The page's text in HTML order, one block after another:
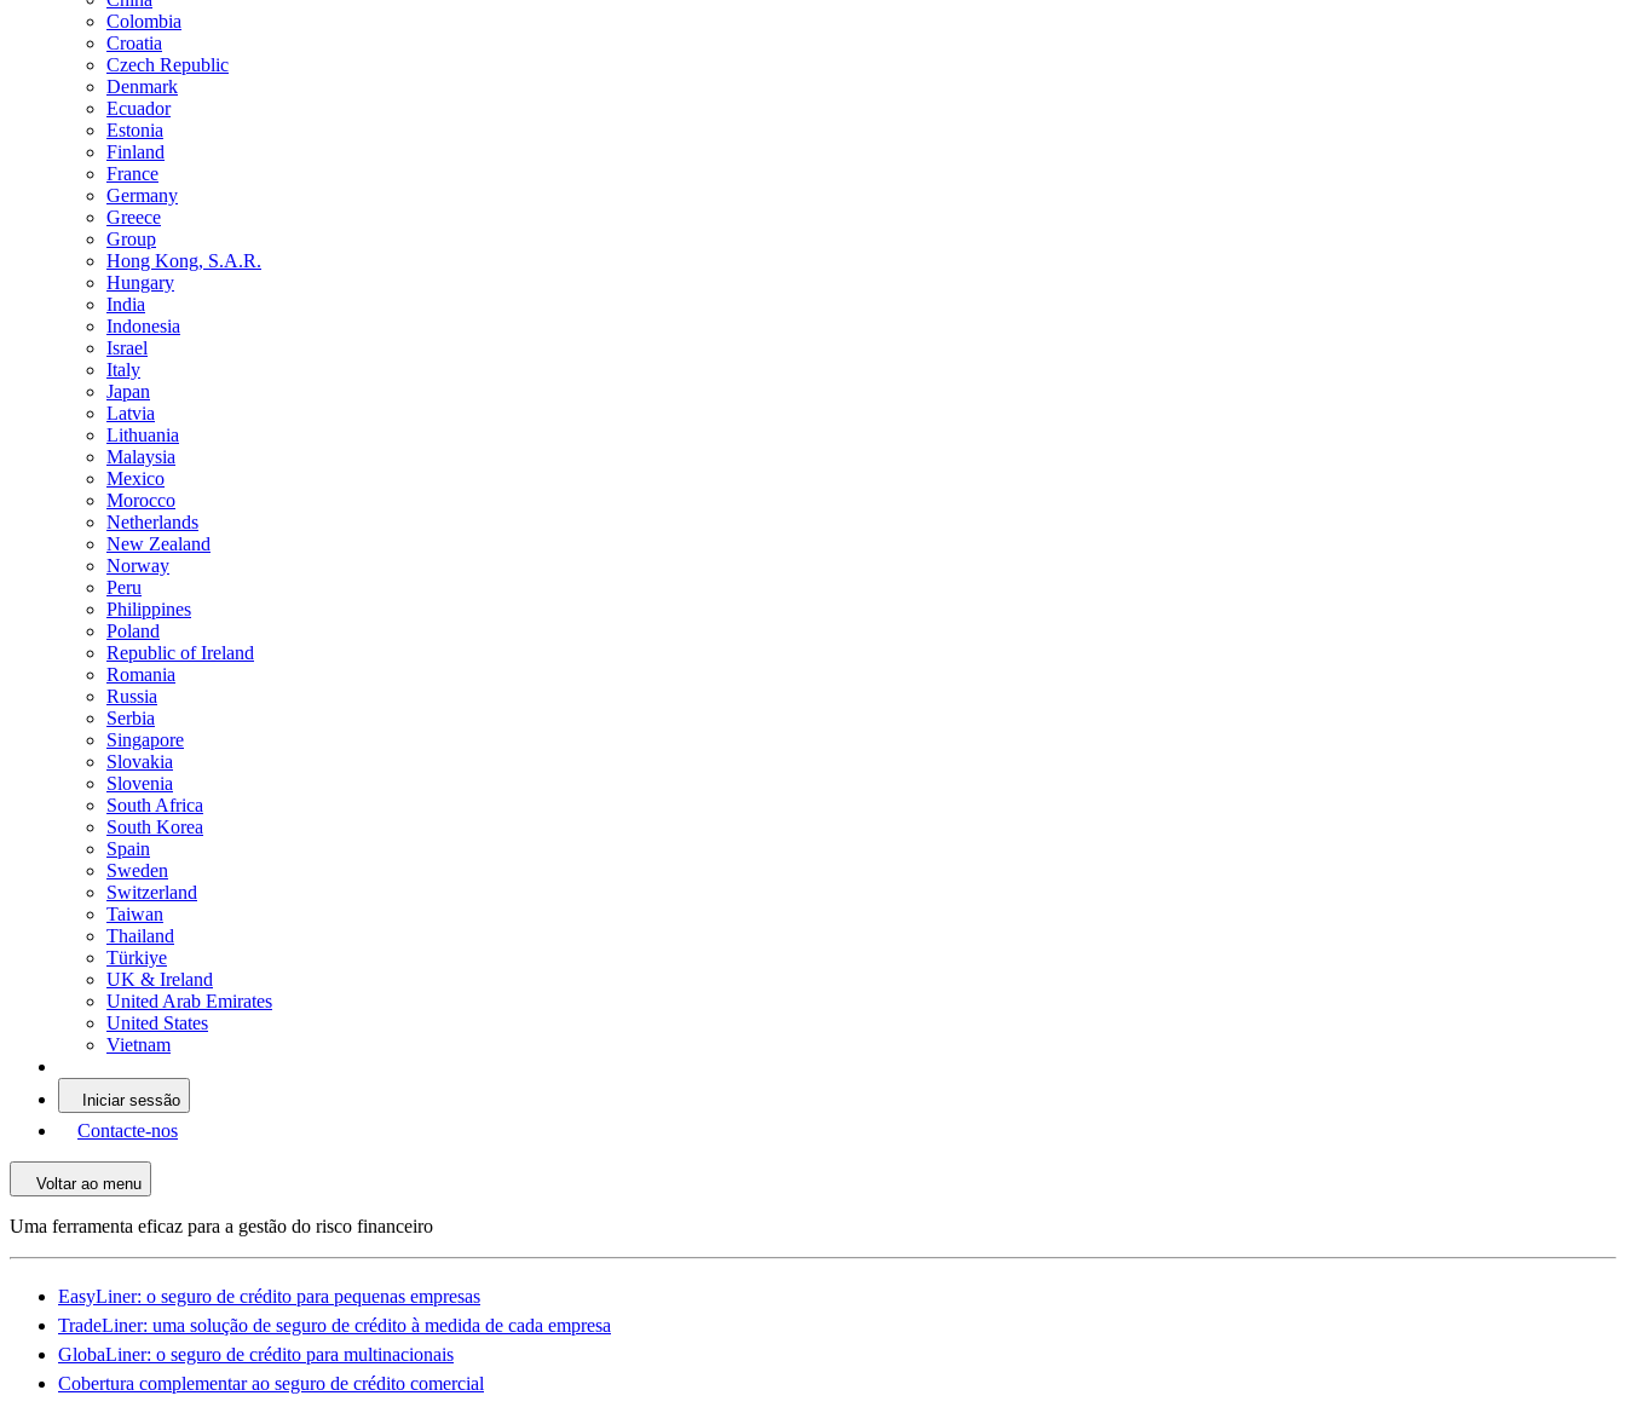
Colombia
Croatia
Czech Republic
Denmark
Ecuador
Estonia
Finland
France
Germany
Greece
Group
Hong Kong, S.A.R.
Hungary
India
Indonesia
Israel
Italy
Japan
Latvia
Lithuania
Malaysia
Mexico
Morocco
Netherlands
New Zealand
Norway
Peru
Philippines
Poland
Republic of Ireland
Romania
Russia
Serbia
Singapore
Slovakia
Slovenia
South Africa
South Korea
Spain
Sweden
Switzerland
Taiwan
Thailand
Türkiye
UK & Ireland
United Arab Emirates
United States
Vietnam
Iniciar sessão
Contacte-nos
Voltar ao menu
Uma ferramenta eficaz para a gestão do risco financeiro
EasyLiner: o seguro de crédito para pequenas empresas
TradeLiner: uma solução de seguro de crédito à medida de cada empresa
GlobaLiner: o seguro de crédito para multinacionais
Cobertura complementar ao seguro de crédito comercial